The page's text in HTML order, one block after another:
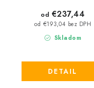
Skladom
od €193,04 bez DPH
od €237,44
DETAIL